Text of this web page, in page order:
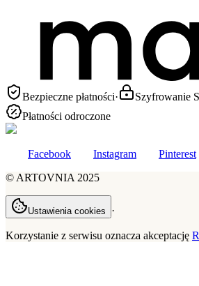
Bezpieczne płatności· Szyfrowanie
Płatności odroczone
Facebook Instagram
Pinterest
© ARTOVNIA 2025
Ustawienia cookies ·
Korzystanie z serwisu oznacza akceptację